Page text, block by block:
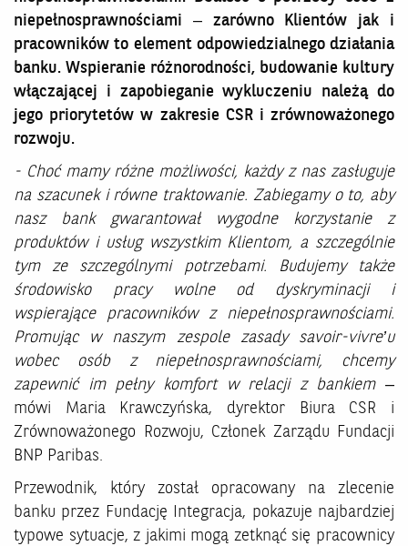
niepełnosprawnościami – zarówno Klientów jak i
pracowników to element odpowiedzialnego działania
banku. Wspieranie różnorodności, budowanie kultury
włączającej i zapobieganie wykluczeniu należą do
jego priorytetów w zakresie CSR i zrównoważonego
rozwoju.
- Choć mamy różne możliwości, każdy z nas zasługuje
na szacunek i równe traktowanie. Zabiegamy o to, aby
nasz bank gwarantował wygodne korzystanie z
produktów i usług wszystkim Klientom, a szczególnie
tym ze szczególnymi potrzebami. Budujemy także
środowisko pracy wolne od dyskryminacji i
wspierające pracowników z niepełnosprawnościami.
Promując w naszym zespole zasady savoir-vivre’u
wobec osób z niepełnosprawnościami, chcemy
zapewnić im pełny komfort w relacji z bankiem–
mówi Maria Krawczyńska, dyrektor Biura CSR i
Zrównoważonego Rozwoju, Członek Zarządu Fundacji
BNP Paribas.
Przewodnik, który został opracowany na zlecenie
banku przez Fundację Integracja, pokazuje najbardziej
typowe sytuacje, z jakimi mogą zetknąć się pracownicy